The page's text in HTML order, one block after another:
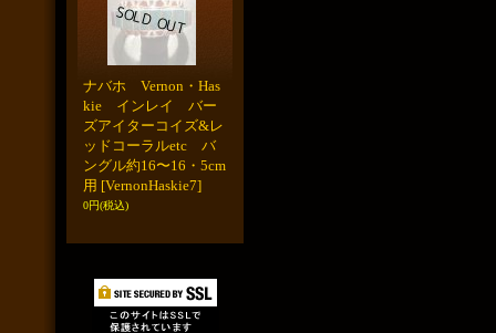
ナバホ Vernon・Has
kie インレイ バー
ズアイターコイズ&レ
ッドコーラルetc バ
ングル約16〜16・5cm
用 [VernonHaskie7]
0円(税込)